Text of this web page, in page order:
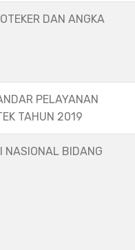
DAN ANGKA
PELAYANAN
TAHUN 2019
NASIONAL BIDANG